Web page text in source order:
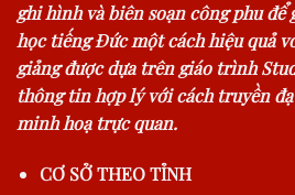
ghi hình và biên soạn công phu để
học tiếng Đức một cách hiệu quả
giảng được dựa trên giáo trình
thông tin hợp lý với cách truyền
minh hoạ trực quan.
CƠ SỞ THEO TỈNH